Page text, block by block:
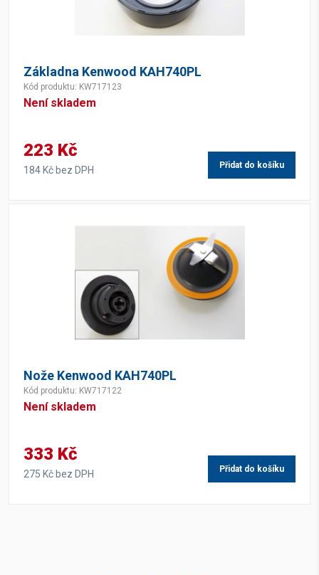
Základna Kenwood KAH740PL
Kód produktu: KW717123
Není skladem
223 Kč
184 Kč bez DPH Přidat do košíku
Nože Kenwood KAH740PL
Kód produktu: KW717122
Není skladem
333 Kč
275 Kč bez DPH Přidat do košíku